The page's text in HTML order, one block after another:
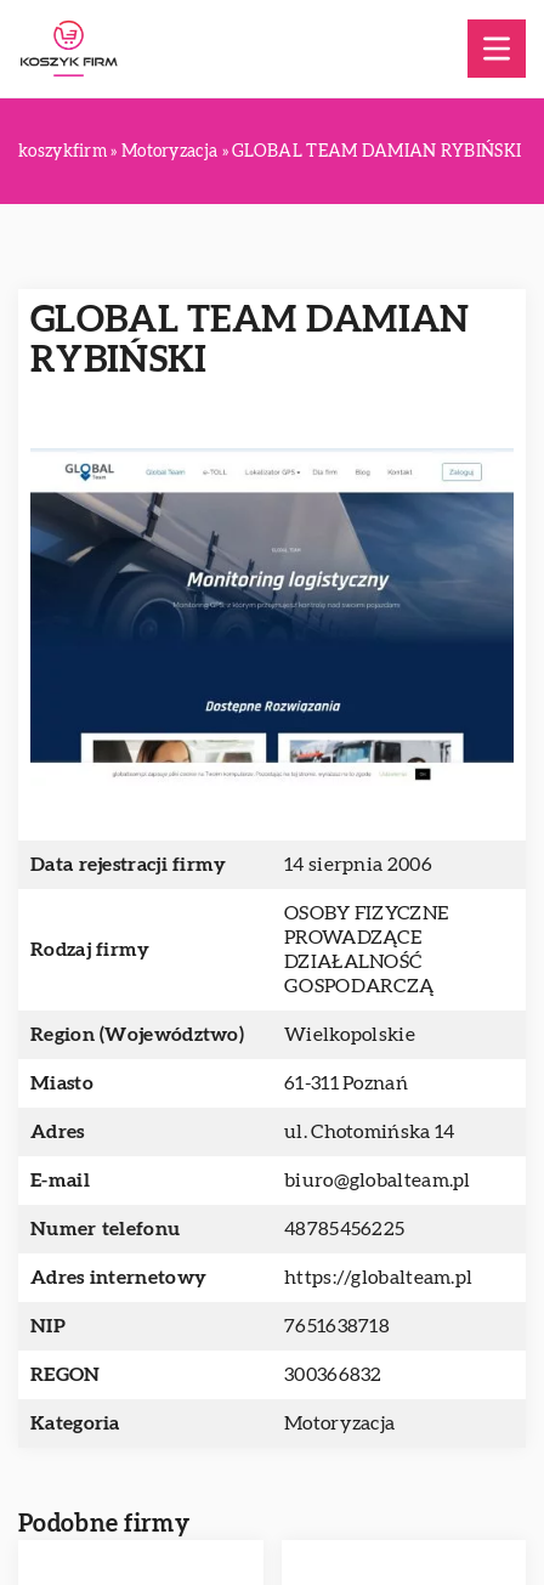
koszykfirm » Motoryzacja »GLOBAL TEAM DAMIAN RYBIŃSKI
GLOBAL TEAM DAMIAN
RYBIŃSKI
Data rejestracji firmy 14 sierpnia 2006
Rodzaj firmy
OSOBY FIZYCZNE
PROWADZĄCE
DZIAŁALNOŚĆ
GOSPODARCZĄ
Region (Województwo) Wielkopolskie
Miasto 61-311 Poznań
Adres ul. Chotomińska 14
E-mail biuro@globalteam.pl
Numer telefonu 48785456225
Adres internetowy https://globalteam.pl
NIP 7651638718
REGON 300366832
Kategoria Motoryzacja
Podobne firmy